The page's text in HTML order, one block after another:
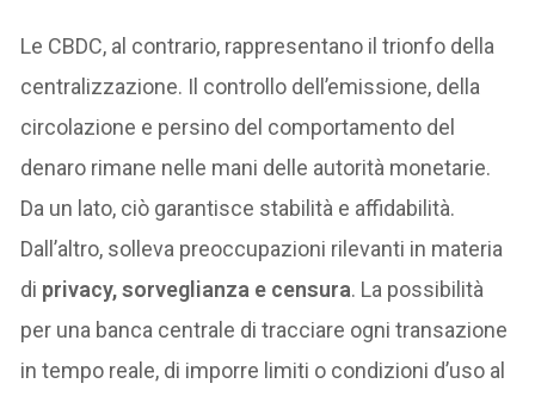
Le CBDC, al contrario, rappresentano il trionfo della
centralizzazione. Il controllo dell’emissione, della
circolazione e persino del comportamento del
denaro rimane nelle mani delle autorità monetarie.
Da un lato, ciò garantisce stabilità e affidabilità.
Dall’altro, solleva preoccupazioni rilevanti in materia
di privacy, sorveglianza e censura. La possibilità
per una banca centrale di tracciare ogni transazione
in tempo reale, di imporre limiti o condizioni d’uso al